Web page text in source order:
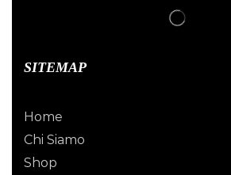
SITEMAP
Home
Chi Siamo
Shop